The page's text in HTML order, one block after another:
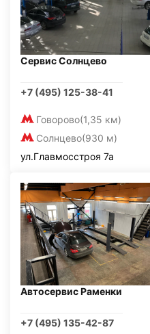
Сервис Солнцево
+7 (495) 125-38-41
Говорово(1,35 км)
Солнцево(930 м)
ул.Главмосстроя 7а
Автосервис Раменки
+7 (495) 135-42-87